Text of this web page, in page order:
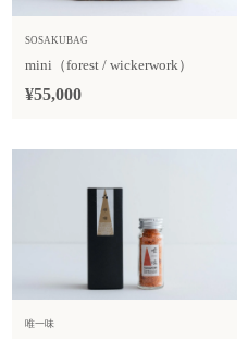
SOSAKUBAG
mini（forest / wickerwork）
¥55,000
唯一味